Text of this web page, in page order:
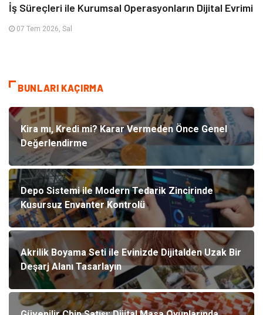
İş Süreçleri ile Kurumsal Operasyonların Dijital Evrimi
07 Tem 2026, Sal
BUNLARI KAÇIRMA
Kira mı, Kredi mi? Karar Vermeden Önce Genel
Değerlendirme
Depo Sistemi ile Modern Tedarik Zincirinde
Kusursuz Envanter Kontrolü
Akrilik Boyama Seti ile Evinizde Dijitalden Uzak Bir
Deşarj Alanı Tasarlayın